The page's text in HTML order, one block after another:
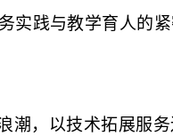
实践与教学育人的
潮，以技术拓展服